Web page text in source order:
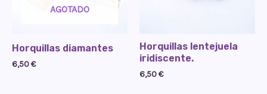
AGOTADO
Horquillas diamantes
6,50€
Horquillas lentejuela
iridiscente.
6,50€